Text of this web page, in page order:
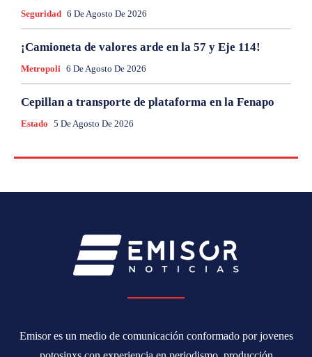
Seguridad 6 De Agosto De 2026
¡Camioneta de valores arde en la 57 y Eje 114!
Metropoli 6 De Agosto De 2026
Cepillan a transporte de plataforma en la Fenapo
Estado 5 De Agosto De 2026
Emisor es un medio de comunicación conformado por jovenes